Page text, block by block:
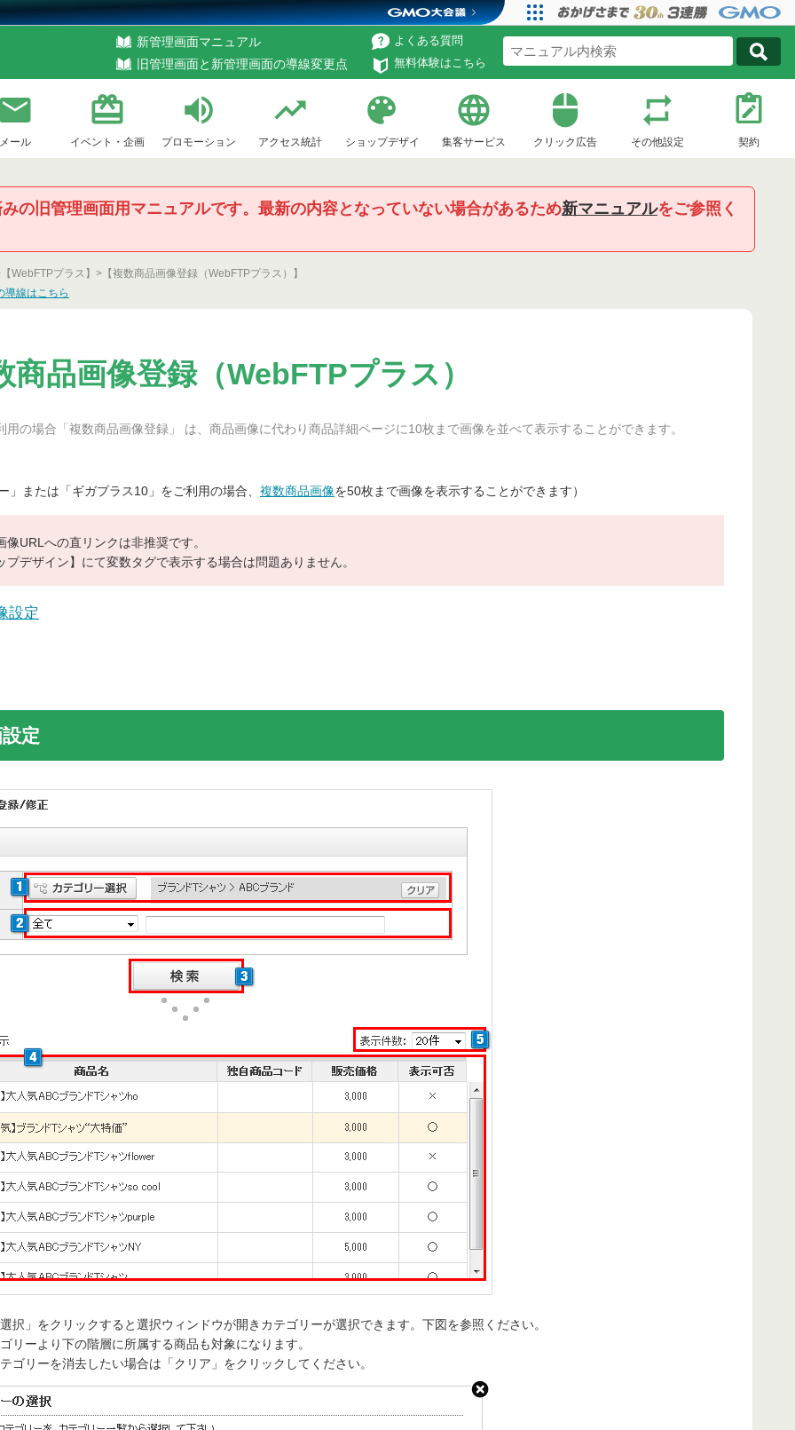
よくある質問
無料体験はこちら
新管理画面マニュアル
旧管理画面と新管理画面の導線変更点
メール イベント・企画 プロモーション アクセス統計 ショップデザイ 集客サービス クリック広告 その他設定 契約
の旧管理画面用マニュアルです。最新の内容となっていない場合があるため新マニュアルをご参照く
【WebFTPプラス】> 【複数商品画像登録（WebFTPプラス）】
導線はこちら
商品画像登録（WebFTPプラス）
用の場合「複数商品画像登録」 は、商品画像に代わり商品詳細ページに10枚まで画像を並べて表示することができます。
」または「ギガプラス10」をご利用の場合、 複数商品画像を50枚まで画像を表示することができます）
像URLへの直リンクは非推奨です。
デザイン】にて変数タグで表示する場合は問題ありません。
設定
定
択」をクリックすると選択ウィンドウが開きカテゴリーが選択できます。下図を参照ください。
リーより下の階層に所属する商品も対象になります。
ゴリーを消去したい場合は「クリア」をクリックしてください。